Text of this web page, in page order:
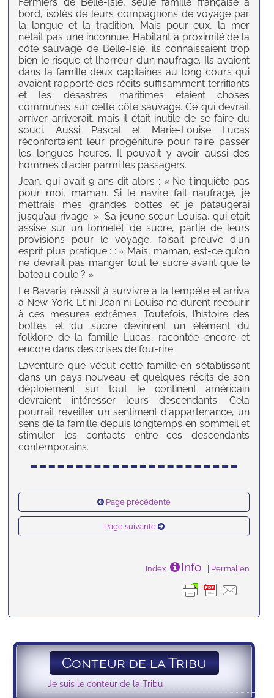
Fermiers de Belle-Isle, seule famille française à
bord, isolés de leurs compagnons de voyage par
la langue et la tradition. Mais pour eux, la mer
n’était pas une inconnue. Habitant à proximité de la
côte sauvage de Belle-Isle, ils connaissaient trop
bien le risque et l’horreur d’un naufrage. Ils avaient
dans la famille deux capitaines au long cours qui
avaient rapporté des récits suffisamment terrifiants
et les désastres maritimes étaient choses
communes sur cette côte sauvage. Ce qui devrait
arriver arriverait, mais il était inutile de se faire du
souci. Aussi Pascal et Marie-Louise Lucas
réconfortaient leur progéniture pour faire passer
les longues heures. Il pouvait y avoir aussi des
hommes d'acier parmi les passagers.
Jean, qui avait 9 ans dit alors : « Ne t'inquiète pas
pour moi, maman. Si le navire fait naufrage, je
mettrais mes grandes bottes et je pataugerai
jusqu’au rivage. ». Sa jeune sœur Louisa, qui était
assise sur un tonnelet de sucre, partie de leurs
provisions pour le voyage, faisait preuve d'un
esprit plus pratique : : « Mais, maman, est-ce qu’on
ne devrait pas manger tout le sucre avant que le
bateau coule ? »
Le Bavaria réussit à survivre à la tempête et arriva
à New-York. Et ni Jean ni Louisa ne durent recourir
à ces mesures extrêmes. Toutefois, l’histoire des
bottes et du sucre devinrent un élément du
folklore de la famille Lucas, racontée encore et
encore dans des crises de fou-rire.
L’aventure que vécut cette famille en s’établissant
dans un pays nouveau et quelques récits de son
déploiement sur tout le continent américain
devraient intéresser leurs descendants. Cela
pourrait réveiller un sentiment d'appartenance, un
sens de la famille depuis longtemps en sommeil et
stimuler les contacts entre ces descendants
contemporains.
Page précédente
Page suivante
Index | Info | Permalien
Conteur de la Tribu
Je suis le conteur de la Tribu